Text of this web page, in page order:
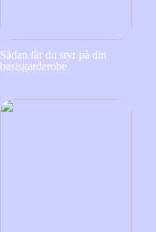
Sådan får du styr på din
basisgarderobe